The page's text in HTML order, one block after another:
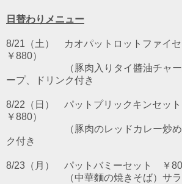
日替わりメニュー
8/21（土） カオパットロットファイ
￥880）
（豚肉入りタイ醬油チャーハ
ープ、ドリンク付き
8/22（日） パットプリックキンセッ
￥880）
（豚肉のレッドカレー炒め）
ク付き
8/23（月） パットバミーセット ￥
（中華麵の焼きそば）サラダ